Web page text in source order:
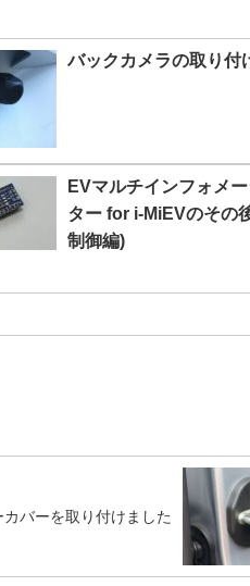
バックカメラの取り付
EVマルチインフォメ
ター for i-MiEVのその
制御編)
カバーを取り付けました